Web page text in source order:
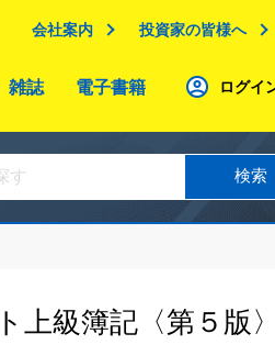
会社案内 投資家の皆様へ
雑誌 電子書籍 ログイ
検索
上級簿記〈第５版〉